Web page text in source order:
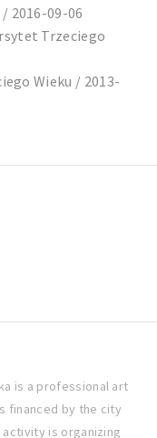
2016-09-06
Trzeciego
Wieku / 2013-
is a professional art
financed by the city
activity is organizing